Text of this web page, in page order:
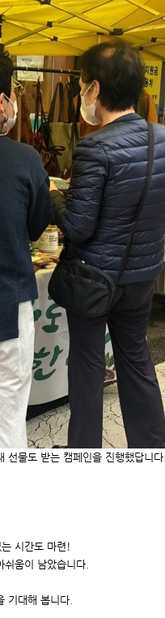
선물도 받는 캠페인을 진행했답니다.
시간도 마련!
움이 남았습니다.
기대해 봅니다.